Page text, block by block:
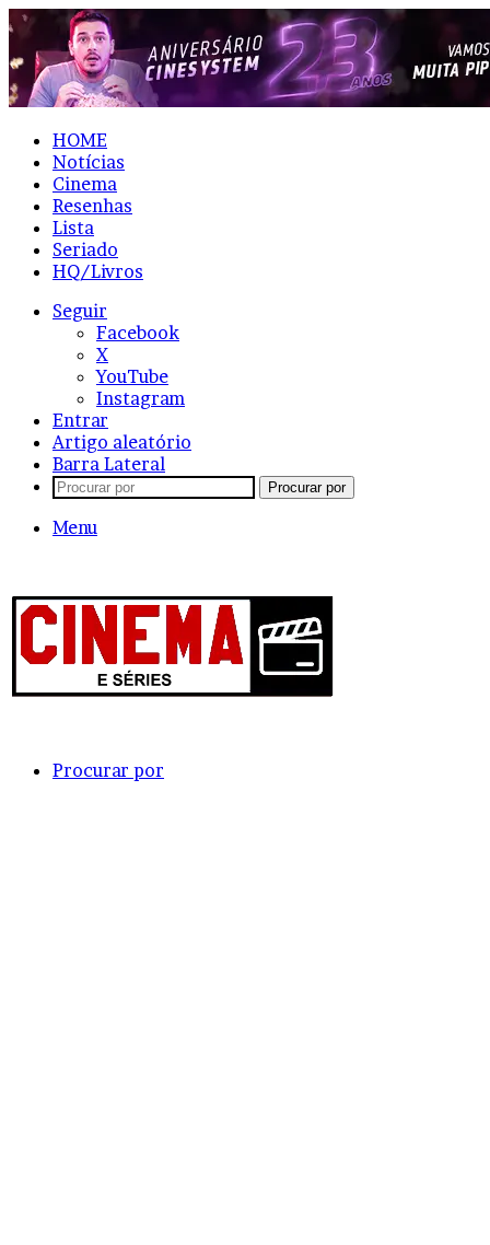
HOME
Notícias
Cinema
Resenhas
Lista
Seriado
HQ/Livros
Seguir
Facebook
X
YouTube
Instagram
Entrar
Artigo aleatório
Barra Lateral
Procurar por
Menu
Procurar por